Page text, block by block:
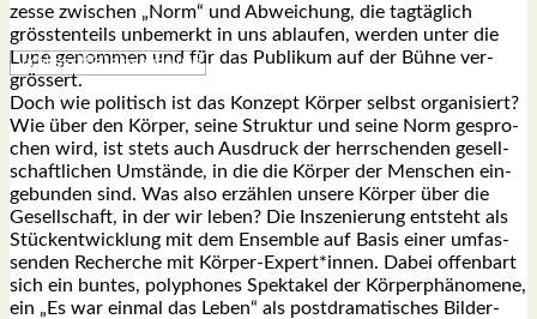
zes­se zwi­schen „Norm“ und Abwei­chung, die tag­täg­lich
gröss­ten­teils unbe­merkt in uns ablau­fen, wer­den unter die
Lupe genom­men und für das Publi­kum auf der Büh­ne ver­
grös­sert.
Doch wie poli­tisch ist das Kon­zept Kör­per selbst orga­ni­siert?
Wie über den Kör­per, sei­ne Struk­tur und sei­ne Norm gespro­
chen wird, ist stets auch Aus­druck der herr­schen­den gesell­
schaft­li­chen Umstän­de, in die die Kör­per der Men­schen ein­
ge­bun­den sind. Was also erzäh­len unse­re Kör­per über die
Gesell­schaft, in der wir leben? Die Insze­nie­rung ent­steht als
Stück­ent­wick­lung mit dem Ensem­ble auf Basis einer umfas­
sen­den Recher­che mit Körper-Expert*innen. Dabei offen­bart
sich ein bun­tes, poly­pho­nes Spek­ta­kel der Kör­per­phä­no­me­ne,
ein „Es war ein­mal das Leben“ als post­dra­ma­ti­sches Bil­der­